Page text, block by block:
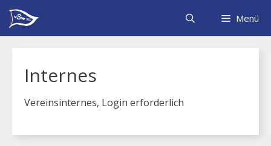
Zum
Inhalt
springen
Menü
Internes
Vereinsinternes, Login erforderlich